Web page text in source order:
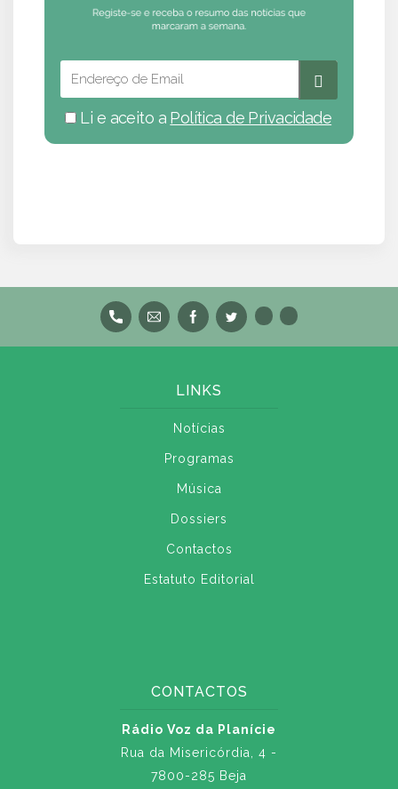
Li e aceito a Política de Privacidade
LINKS
Notícias
Programas
Música
Dossiers
Contactos
Estatuto Editorial
CONTACTOS
Rádio Voz da Planície
Rua da Misericórdia, 4 -
7800-285 Beja